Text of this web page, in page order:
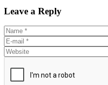
Leave a Reply